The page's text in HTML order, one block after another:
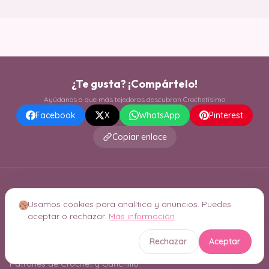
¿Te gusta? ¡Compártelo!
Ayúdanos a que más tejedoras descubran Crochetísimo
Facebook X WhatsApp
Pinterest
Copiar enlace
Patrones de Crochet y Ganchillo
Usamos cookies para analítica y anuncios. Puedes
aceptar o rechazar. Más información
Rechazar Aceptar